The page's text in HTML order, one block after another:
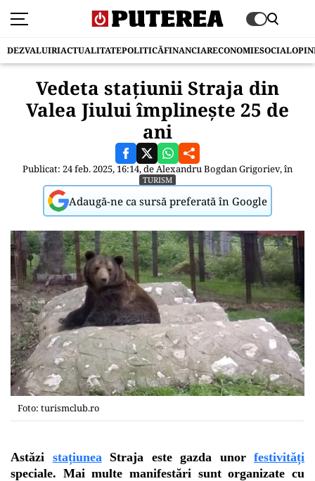
DEZVALUIRIACTUALITATEPOLITICĂFINANCIARECONOMIESOCIAL
Vedeta stațiunii Straja din
Valea Jiului împlinește 25 de
ani
Publicat: 24 feb. 2025, 16:14, deAlexandru Bogdan Grigoriev, în
TURISM
Adaugă-ne ca sursă preferată în Google
Foto: turismclub.ro
Astăzi stațiunea Straja este gazda unor festivități
speciale. Mai multe manifestări sunt organizate cu